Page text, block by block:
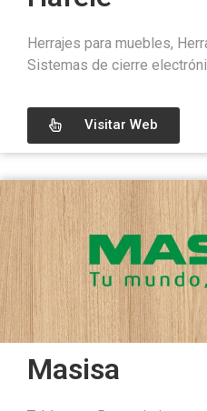
Herrajes para muebles,
Sistemas de cierre
Visitar Web
Masisa